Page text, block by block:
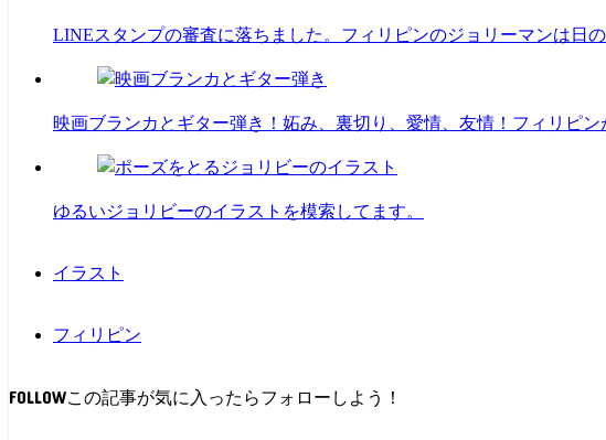
LINEスタンプの審査に落ちました。フィリピンのジョリーマンは日の
映画ブランカとギター弾き！妬み、裏切り、愛情、友情！フィリピン
ゆるいジョリビーのイラストを模索してます。
イラスト
フィリピン
FOLLOW